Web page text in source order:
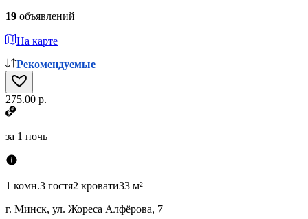
19 объявлений
На карте
Рекомендуемые
275.00 р.
за 1 ночь
1 комн.3 гостя2 кровати33 м²
г. Минск, ул. Жореса Алфёрова, 7